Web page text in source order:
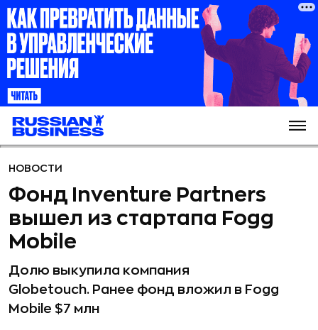
НОВОСТИ
Фонд Inventure Partners
вышел из стартапа Fogg
Mobile
Долю выкупила компания
Globetouch. Ранее фонд вложил в Fogg
Mobile $7 млн